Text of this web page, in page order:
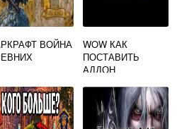
ВОЙНА
WOW КАК
ПОСТАВИТЬ
АДДОН